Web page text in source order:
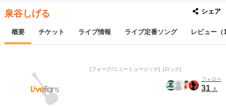
泉谷しげる シェア
概要 チケット ライブ情報 ライブ定番ソング レビュー（
フォーク/ニューミュージック
ロック
フォロー
31 人